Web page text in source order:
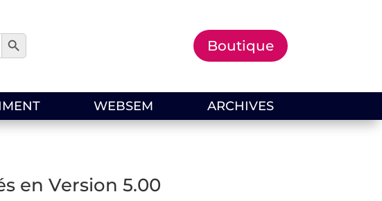
Search Button
Boutique
WEBSEM ARCHIVES
en Version 5.00